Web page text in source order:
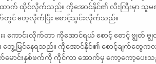
ထောက် ထိုင်လိုက်သည်။ ကိုအောင်နိုင်၏ လီးကြီးမှာ သူမ
င် တေ့လိုက်ပြီး စောင့်သွင်းလိုက်သည်။
း ကောင်းလိုက်တာ ကိုအောင်ရယ် စောင့် စောင့် ဗျွတ် ဗ
ြင်နေရသည်။ ကိုအောင်နိုင်၏ စောင့်ချက်တွေကလည်း
ာင်းနှစ်ဖက်ကို ကိုင်ကာ အောက်မှ ကော့ကော့ပေးသ